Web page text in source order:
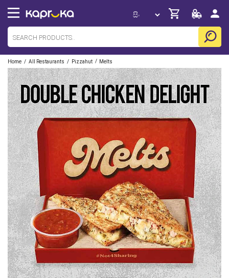
Home / All Restaurants / Pizzahut / Melts